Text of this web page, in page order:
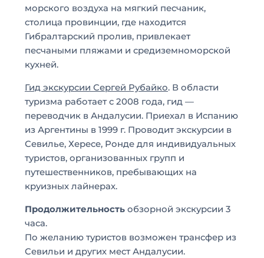
морского воздуха на мягкий песчаник,
столица провинции, где находится
Гибралтарский пролив, привлекает
песчаными пляжами и средиземноморской
кухней.
Гид экскурсии Сергей Рубайко. В области
туризма работает с 2008 года, гид —
переводчик в Андалусии. Приехал в Испанию
из Аргентины в 1999 г. Проводит экскурсии в
Севилье, Хересе, Ронде для индивидуальных
туристов, организованных групп и
путешественников, пребывающих на
круизных лайнерах.
Продолжительность обзорной экскурсии 3
часа.
По желанию туристов возможен трансфер из
Севильи и других мест Андалусии.